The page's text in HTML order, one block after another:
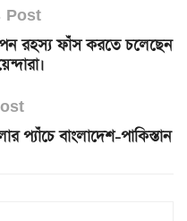
Post
রহস্য ফাঁস করতে চলেছেন
প্যাঁচে বাংলাদেশ-পাকিস্তান